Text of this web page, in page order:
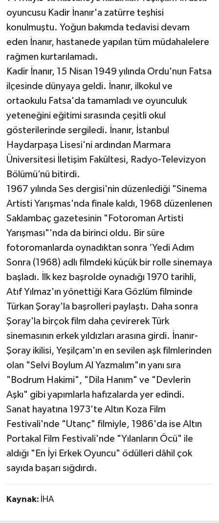
oyuncusu Kadir İnanır'a zatürre teşhisi
konulmuştu. Yoğun bakımda tedavisi devam
eden İnanır, hastanede yapılan tüm müdahalelere
rağmen kurtarılamadı.
Kadir İnanır, 15 Nisan 1949 yılında Ordu'nun Fatsa
ilçesinde dünyaya geldi. İnanır, ilkokul ve
ortaokulu Fatsa'da tamamladı ve oyunculuk
yeteneğini eğitimi sırasında çeşitli okul
gösterilerinde sergiledi. İnanır, İstanbul
Haydarpaşa Lisesi'ni ardından Marmara
Üniversitesi İletişim Fakültesi, Radyo-Televizyon
Bölümü’nü bitirdi.
1967 yılında Ses dergisi'nin düzenlediği "Sinema
Artisti Yarışmas'nda finale kaldı, 1968 düzenlenen
Saklambaç gazetesinin "Fotoroman Artisti
Yarışması"'nda da birinci oldu. Bir süre
fotoromanlarda oynadıktan sonra ‘Yedi Adım
Sonra (1968) adlı filmdeki küçük bir rolle sinemaya
başladı. İlk kez başrolde oynadığı 1970 tarihli,
Atıf Yılmaz'ın yönettiği Kara Gözlüm filminde
Türkan Şoray'la başrolleri paylaştı. Daha sonra
Şoray'la birçok film daha çevirerek Türk
sinemasının erkek yıldızları arasına girdi. İnanır-
Şoray ikilisi, Yeşilçam'ın en sevilen aşk filmlerinden
olan "Selvi Boylum Al Yazmalım"ın yanı sıra
"Bodrum Hakimi", "Dila Hanım" ve "Devlerin
Aşkı" gibi yapımlarla hafızalarda yer edindi.
Sanat hayatına 1973'te Altın Koza Film
Festivali'nde "Utanç" filmiyle, 1986'da ise Altın
Portakal Film Festivali'nde "Yılanların Öcü" ile
aldığı "En İyi Erkek Oyuncu" ödülleri dâhil çok
sayıda başarı sığdırdı.
Kaynak: İHA
YAZARLAR
RESMİ İLAN
MAGAZİN